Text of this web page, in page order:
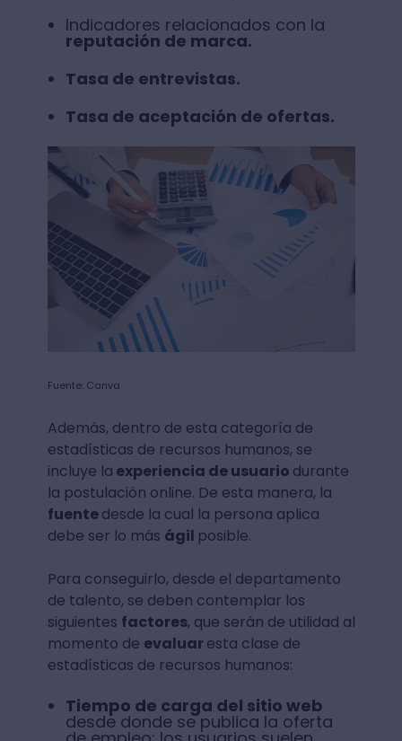
Indicadores relacionados con la
reputación de marca.
Tasa de entrevistas.
Tasa de aceptación de ofertas.
Fuente: Canva
Además, dentro de esta categoría de
estadísticas de recursos humanos, se
incluye la experiencia de usuario durante
la postulación online. De esta manera, la
fuentedesde la cual la persona aplica
debe ser lo más ágil posible.
Para conseguirlo, desde el departamento
de talento, se deben contemplar los
siguientes factores, que serán de utilidad al
momento de evaluar esta clase de
estadísticas de recursos humanos:
Tiempo de carga del sitio web
desde donde se publica la oferta